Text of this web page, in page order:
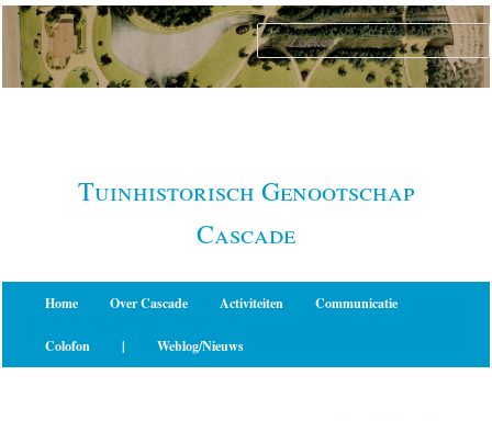
Spring
naar
primaire
Tuinhistorisch Genootschap
Cascade
Home Over Cascade Activiteiten Communicatie
Colofon | Weblog/Nieuws